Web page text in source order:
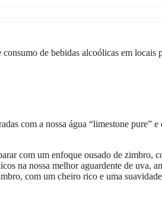
de bebidas alcoólicas em
com a nossa água “limestone
com um enfoque ousado de
na nossa melhor aguardente de uva,
com um cheiro rico e uma